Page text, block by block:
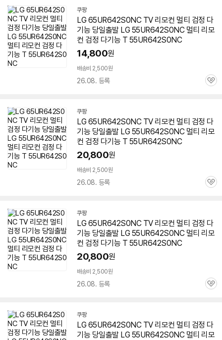
쿠팡
LG 65UR642S0NC TV 리모컨 멀티 검정 다
기능 당일출발 LG 55UR642S0NC멀티 리모
컨 검정 다기능 T 55UR642S0NC
14,800원
배송비 2,500원
26.08. 등록
관
쿠팡
LG 65UR642S0NC TV 리모컨 멀티 검정 다
기능 당일출발 LG 55UR642S0NC멀티 리모
컨 검정 다기능 T 55UR642S0NC
20,800원
배송비 2,500원
26.08. 등록
관
쿠팡
LG 65UR642S0NC TV 리모컨 멀티 검정 다
기능 당일출발 LG 55UR642S0NC멀티 리모
컨 검정 다기능 T 55UR642S0NC
20,800원
배송비 2,500원
26.08. 등록
관
쿠팡
LG 65UR642S0NC TV 리모컨 멀티 검정 다
기능 당일출발 LG 55UR642S0NC멀티 리모